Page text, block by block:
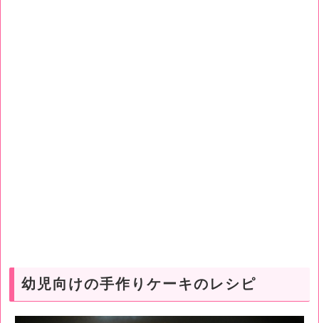
幼児向けの手作りケーキのレシピ